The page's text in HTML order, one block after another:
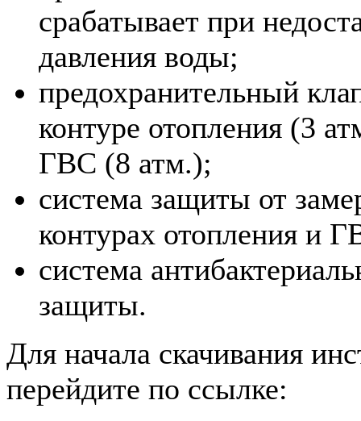
срабатывает при
давления воды;
предохранительный
контуре отопления (3
ГВС (8 атм.);
система защиты от
контурах отопления и
система
защиты.
Для начала скачивания
перейдите по ссылке: